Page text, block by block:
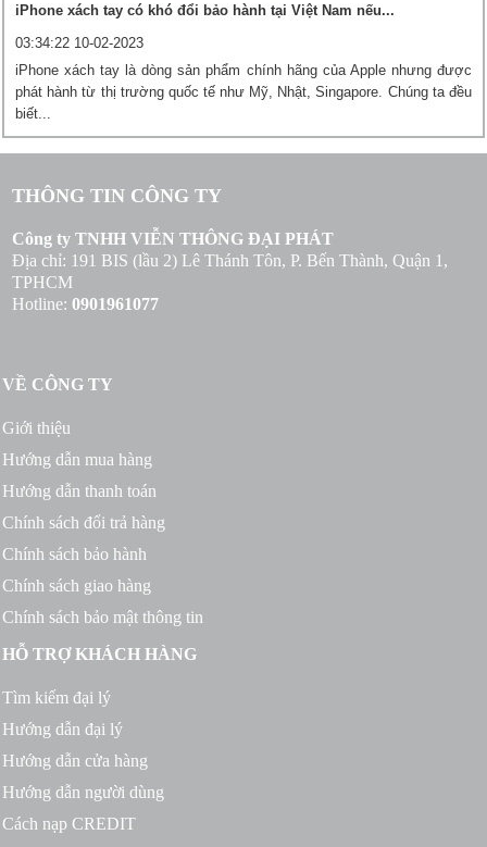
iPhone xách tay có khó đổi bảo hành tại Việt Nam nếu...
03:34:22 10-02-2023
iPhone xách tay là dòng sản phẩm chính hãng của Apple nhưng được
phát hành từ thị trường quốc tế như Mỹ, Nhật, Singapore. Chúng ta đều
biết...
THÔNG TIN CÔNG TY
Công ty TNHH VIỄN THÔNG ĐẠI PHÁT
Địa chỉ: 191 BIS (lầu 2) Lê Thánh Tôn, P. Bến Thành, Quận 1,
TPHCM
Hotline:0901961077
VỀ CÔNG TY
Giới thiệu
Hướng dẫn mua hàng
Hướng dẫn thanh toán
Chính sách đổi trả hàng
Chính sách bảo hành
Chính sách giao hàng
Chính sách bảo mật thông tin
HỖ TRỢ KHÁCH HÀNG
Tìm kiếm đại lý
Hướng dẫn đại lý
Hướng dẫn cửa hàng
Hướng dẫn người dùng
Cách nạp CREDIT